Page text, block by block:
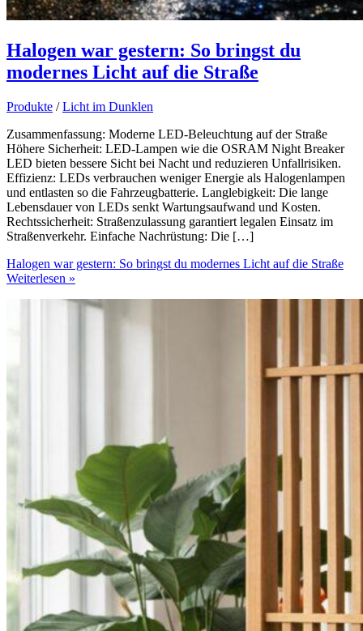
Halogen war gestern: So bringst du
modernes Licht auf die Straße
Produkte /Licht im Dunklen
Zusammenfassung: Moderne LED-Beleuchtung auf der Straße
Höhere Sicherheit: LED-Lampen wie die OSRAM Night Breaker
LED bieten bessere Sicht bei Nacht und reduzieren Unfallrisiken.
Effizienz: LEDs verbrauchen weniger Energie als Halogenlampen
und entlasten so die Fahrzeugbatterie. Langlebigkeit: Die lange
Lebensdauer von LEDs senkt Wartungsaufwand und Kosten.
Rechtssicherheit: Straßenzulassung garantiert legalen Einsatz im
Straßenverkehr. Einfache Nachrüstung: Die […]
Halogen war gestern: So bringst du modernes Licht auf die Straße
Weiterlesen »